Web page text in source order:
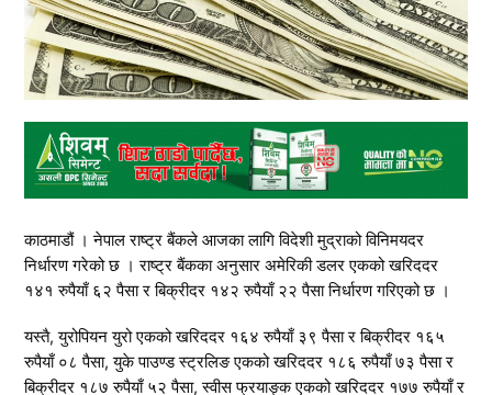
काठमाडौं । नेपाल राष्ट्र बैंकले आजका लागि विदेशी मुद्राको विनिमयदर
निर्धारण गरेको छ । राष्ट्र बैंकका अनुसार अमेरिकी डलर एकको खरिददर
१४१ रुपैयाँ ६२ पैसा र बिक्रीदर १४२ रुपैयाँ २२ पैसा निर्धारण गरिएको छ ।
यस्तै, युरोपियन युरो एकको खरिददर १६४ रुपैयाँ ३९ पैसा र बिक्रीदर १६५
रुपैयाँ ०८ पैसा, युके पाउण्ड स्ट्रलिङ एकको खरिददर १८६ रुपैयाँ ७३ पैसा र
बिक्रीदर १८७ रुपैयाँ ५२ पैसा, स्वीस फ्रयाङ्क एकको खरिददर १७७ रुपैयाँ र